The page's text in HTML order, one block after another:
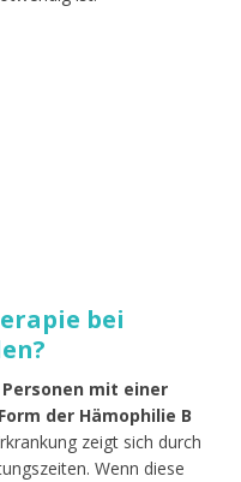
bei
Personen mit einer
der Hämophilie B
zeigt sich durch
Wenn diese